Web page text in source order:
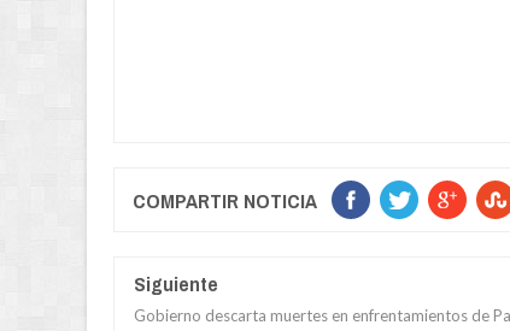
COMPARTIR NOTICIA
Siguiente
Gobierno descarta muertes en enfrentamientos de